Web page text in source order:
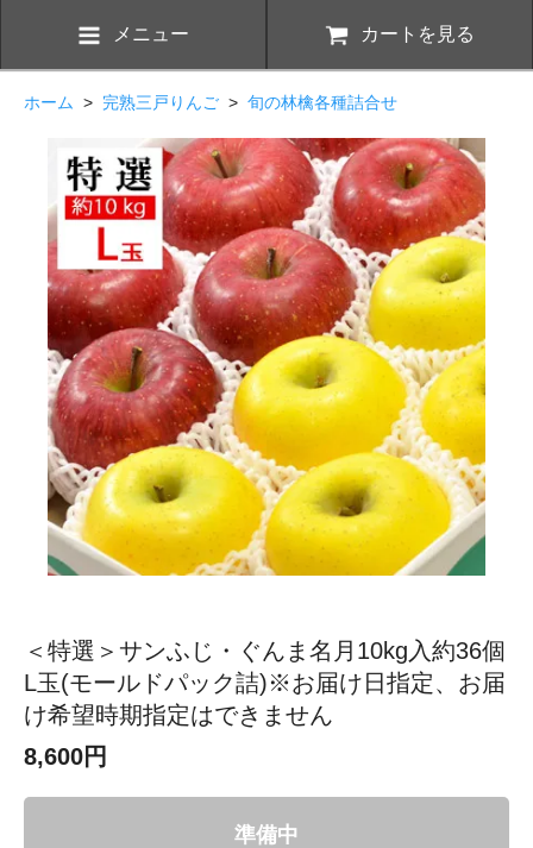
メニュー カートを見る
ホーム > 完熟三戸りんご > 旬の林檎各種詰合せ
＜特選＞サンふじ・ぐんま名月10kg入約36個
L玉(モールドパック詰)※お届け日指定、お届
け希望時期指定はできません
8,600円
準備中